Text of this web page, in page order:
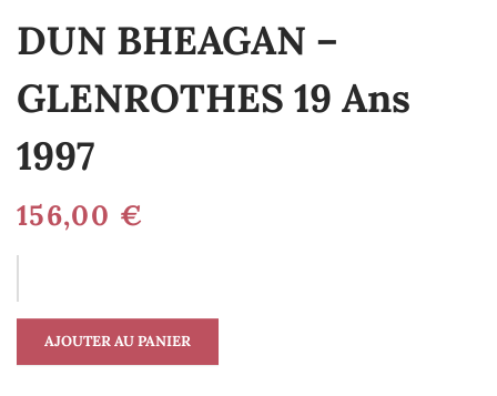
DUN BHEAGAN –
GLENROTHES 19 Ans
1997
156,00 €
AJOUTER AU PANIER